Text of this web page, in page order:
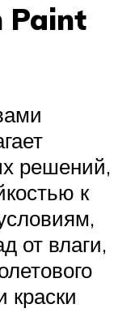
Paint
решений,
к
от влаги,
краски